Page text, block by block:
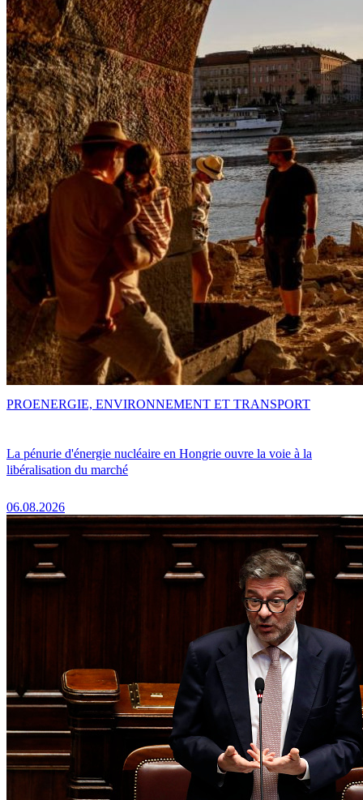
La pénurie d'énergie nucléaire en Hongrie ouvre la voie à la
libéralisation du marché
06.08.2026
PROENERGIE, ENVIRONNEMENT ET TRANSPORT